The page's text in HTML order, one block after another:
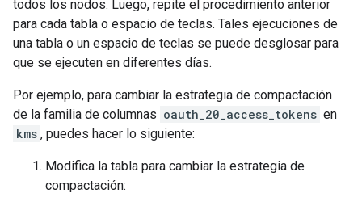
todos los nodos. Luego, repite el procedimiento anterior
para cada tabla o espacio de teclas. Tales ejecuciones de
una tabla o un espacio de teclas se puede desglosar para
que se ejecuten en diferentes días.
Por ejemplo, para cambiar la estrategia de compactación
de la familia de columnas oauth_20_access_tokens en
kms , puedes hacer lo siguiente:
Modifica la tabla para cambiar la estrategia de
compactación: